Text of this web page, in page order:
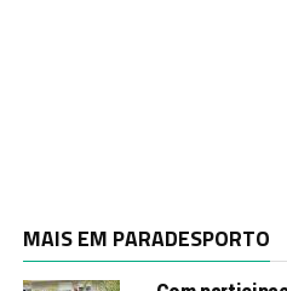
MAIS EM PARADESPORTO